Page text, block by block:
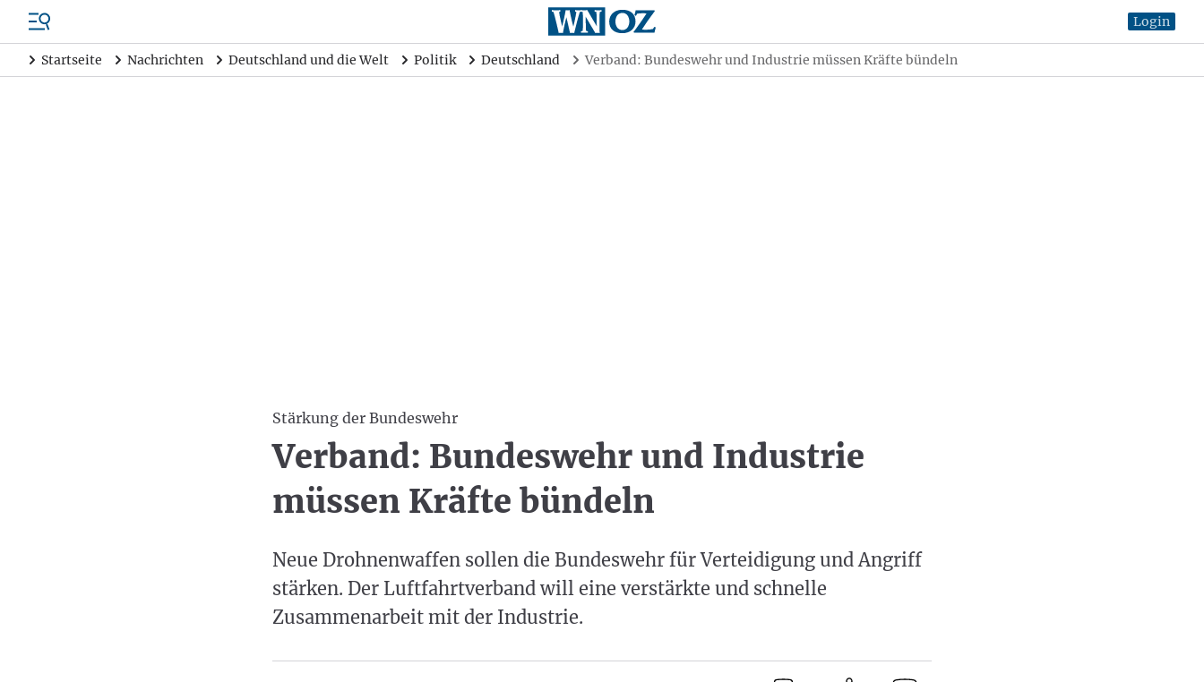
Login
Startseite Nachrichten Deutschland und die Welt Politik Deutschland Verband: Bundeswehr und Industrie müssen Kräfte bündeln
Stärkung der Bundeswehr
Verband: Bundeswehr und Industrie
müssen Kräfte bündeln
Neue Drohnenwaffen sollen die Bundeswehr für Verteidigung und Angriff
stärken. Der Luftfahrtverband will eine verstärkte und schnelle
Zusammenarbeit mit der Industrie.